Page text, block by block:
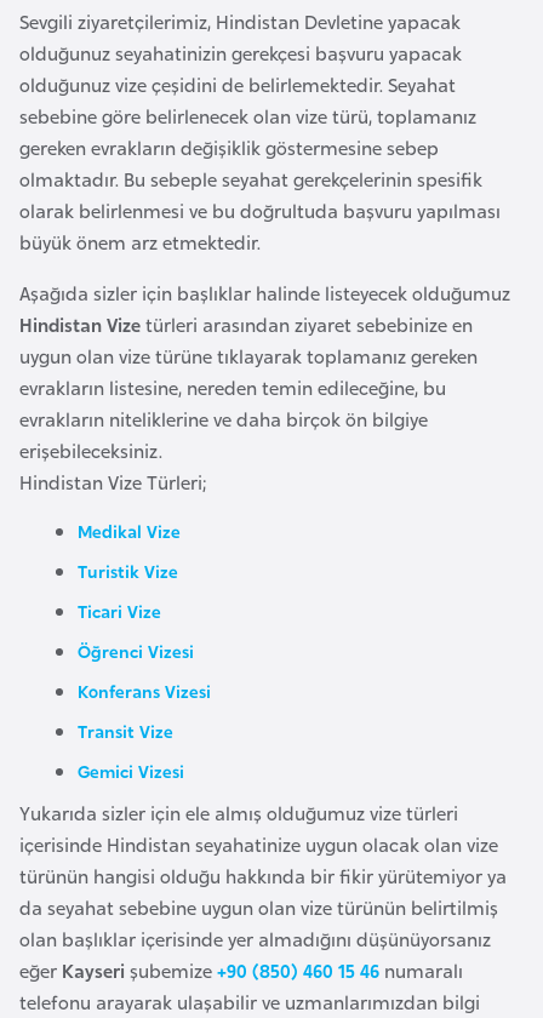
Sevgili ziyaretçilerimiz, Hindistan Devletine yapacak
olduğunuz seyahatinizin gerekçesi başvuru yapacak
olduğunuz vize çeşidini de belirlemektedir. Seyahat
sebebine göre belirlenecek olan vize türü, toplamanız
gereken evrakların değişiklik göstermesine sebep
olmaktadır. Bu sebeple seyahat gerekçelerinin spesifik
olarak belirlenmesi ve bu doğrultuda başvuru yapılması
büyük önem arz etmektedir.
Aşağıda sizler için başlıklar halinde listeyecek olduğumuz
Hindistan Vizetürleri arasından ziyaret sebebinize en
uygun olan vize türüne tıklayarak toplamanız gereken
evrakların listesine, nereden temin edileceğine, bu
evrakların niteliklerine ve daha birçok ön bilgiye
erişebileceksiniz.
Hindistan Vize Türleri;
Medikal Vize
Turistik Vize
Ticari Vize
Öğrenci Vizesi
Konferans Vizesi
Transit Vize
Gemici Vizesi
Yukarıda sizler için ele almış olduğumuz vize türleri
içerisinde Hindistan seyahatinize uygun olacak olan vize
türünün hangisi olduğu hakkında bir fikir yürütemiyor ya
da seyahat sebebine uygun olan vize türünün belirtilmiş
olan başlıklar içerisinde yer almadığını düşünüyorsanız
eğer Kayseri şubemize+90 (850) 460 15 46 numaralı
telefonu arayarak ulaşabilir ve uzmanlarımızdan bilgi
B
o
s
r
s
e
k
B
u
l
B
u
r
k
i
n
a